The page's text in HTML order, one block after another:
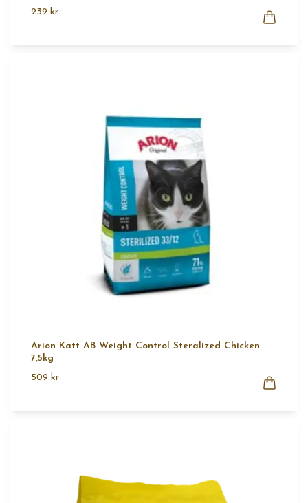
239 kr
Arion Katt AB Weight Control Steralized Chicken
7,5kg
509 kr